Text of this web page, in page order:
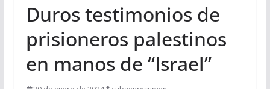
Duros testimonios de
prisioneros palestinos
en manos de “Israel”